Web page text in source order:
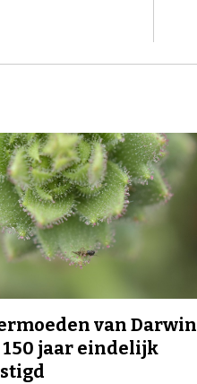
van Darwin
150 jaar eindelijk